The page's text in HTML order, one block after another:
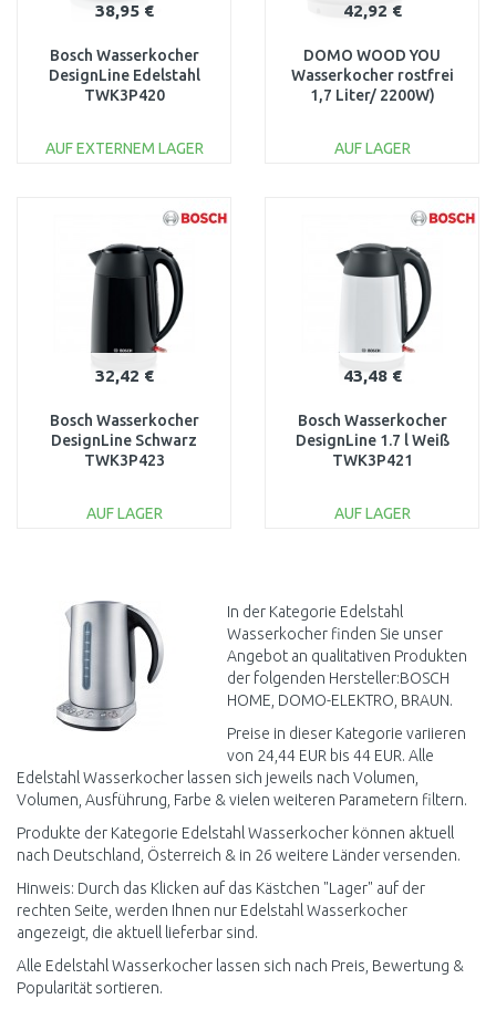
38,95 €
Bosch Wasserkocher
DesignLine Edelstahl
TWK3P420
AUF EXTERNEM LAGER
Vergleichen
42,92 €
DOMO WOOD YOU
Wasserkocher rostfrei
1,7 Liter/ 2200W)
AUF LAGER
Vergleichen
32,42 €
Bosch Wasserkocher
DesignLine Schwarz
TWK3P423
AUF LAGER
Vergleichen
43,48 €
Bosch Wasserkocher
DesignLine 1.7 l Weiß
TWK3P421
AUF LAGER
Vergleichen
In der Kategorie Edelstahl
Wasserkocher finden Sie unser
Angebot an qualitativen Produkten
der folgenden Hersteller:BOSCH
HOME, DOMO-ELEKTRO, BRAUN.
Preise in dieser Kategorie variieren
von 24,44 EUR bis 44 EUR. Alle
Edelstahl Wasserkocher lassen sich jeweils nach Volumen,
Volumen, Ausführung, Farbe & vielen weiteren Parametern filtern.
Produkte der Kategorie Edelstahl Wasserkocher können aktuell
nach Deutschland, Österreich & in 26 weitere Länder versenden.
Hinweis: Durch das Klicken auf das Kästchen "Lager" auf der
rechten Seite, werden Ihnen nur Edelstahl Wasserkocher
angezeigt, die aktuell lieferbar sind.
Alle Edelstahl Wasserkocher lassen sich nach Preis, Bewertung &
Popularität sortieren.